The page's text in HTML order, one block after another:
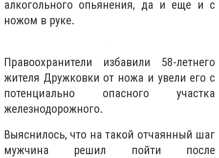
алкогольного опьянения, да и еще и с
ножом в руке.
Правоохранители избавили 58-летнего
жителя Дружковки от ножа и увели его с
потенциально опасного участка
железнодорожного.
Выяснилось, что на такой отчаянный шаг
мужчина решил пойти после